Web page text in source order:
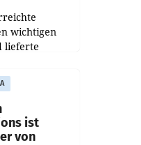
wichtigen
lieferte
Ergebnis
mehr als
ist
von